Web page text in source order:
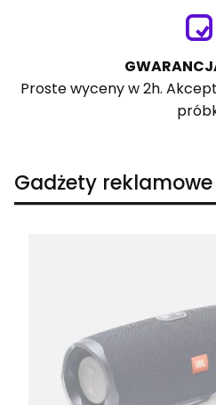
Proste wyceny w 2h.
Gadżety